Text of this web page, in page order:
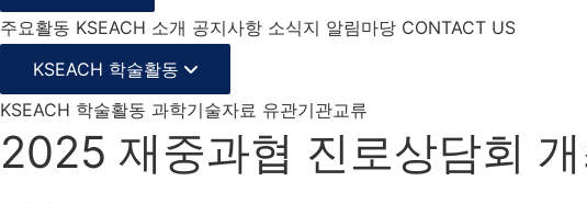
주요활동 KSEACH 소개 공지사항 소식지 알림마당 CONTACT US
KSEACH 학술활동
KSEACH 학술활동 과학기술자료 유관기관교류
2025 재중과협 진로상담회